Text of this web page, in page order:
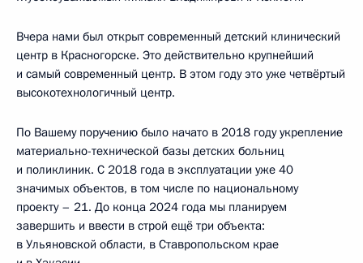
Вчера нами был открыт современный детский клинический
центр в Красногорске. Это действительно крупнейший
и самый современный центр. В этом году это уже четвёртый
высокотехнологичный центр.
По Вашему поручению было начато в 2018 году укрепление
материально-технической базы детских больниц
и поликлиник. С 2018 года в эксплуатации уже 40
значимых объектов, в том числе по национальному
проекту – 21. До конца 2024 года мы планируем
завершить и ввести в строй ещё три объекта:
в Ульяновской области, в Ставропольском крае